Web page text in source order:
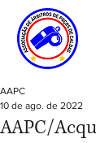
AAPC/
AAPC
10 de ago. de 2022